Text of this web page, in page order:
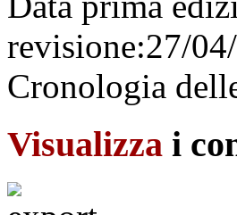
revisione:27/
Cronologia
Visualizza i